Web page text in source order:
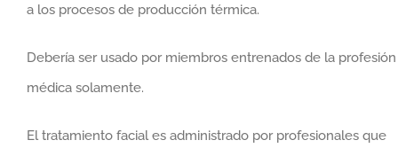
a los procesos de producción térmica.
Debería ser usado por miembros entrenados de la profesión
médica solamente.
El tratamiento facial es administrado por profesionales que